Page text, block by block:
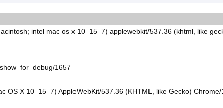
intel mac os x 10_15_7) applewebkit/537.36 (khtml, like
1657
OS X 10_15_7) AppleWebKit/537.36 (KHTML, like Gecko)